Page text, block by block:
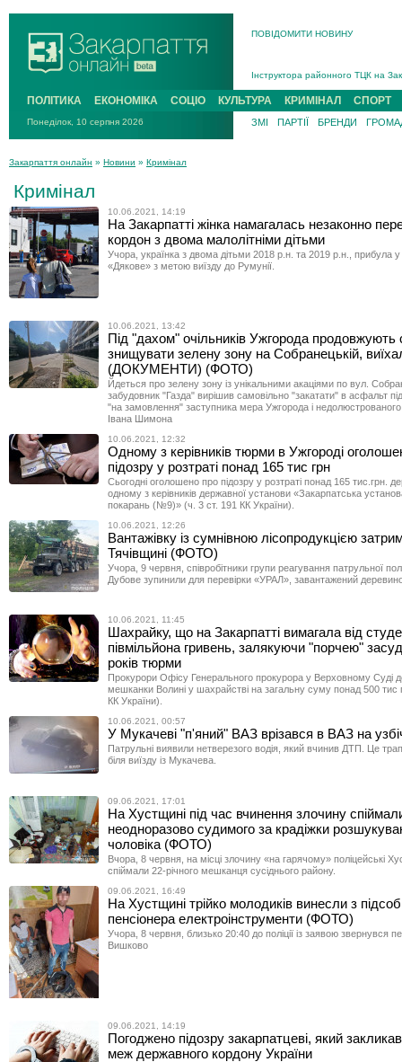
ПОВІДОМИТИ НОВИНУ
Інструктора районного ТЦК на
В Ужгороді попрощаються із
В Ужгороді 5 серпня
Підтвердили загибель
ПОЛІТИКА ЕКОНОМІКА СОЦІО КУЛЬТУРА КРИМІНАЛ СПОРТ
Понеділок, 10 серпня 2026 ЗМІ ПАРТІЇ БРЕНДИ
Закарпаття онлайн » Новини » Кримінал
Кримінал
10.06.2021, 14:19
На Закарпатті жінка намагалась незаконно
кордон з двома малолітніми дітьми
Учора, українка з двома дітьми 2018 р.н. та 2019 р.н., прибула
«Дякове» з метою виїзду до Румунії.
10.06.2021, 13:42
Під "дахом" очільників Ужгорода продовжують
знищувати зелену зону на Собранецькій,
(ДОКУМЕНТИ) (ФОТО)
Йдеться про зелену зону із унікальними акаціями по вул.
забудовник "Газда" вирішив самовільно "закатати" в асфальт
"на замовлення" заступника мера Ужгорода і
Івана Шимона
10.06.2021, 12:32
Одному з керівників тюрми в Ужгороді
підозру у розтраті понад 165 тис грн
Сьогодні оголошено про підозру у розтраті понад 165 тис.грн.
одному з керівників державної установи «Закарпатська
покарань (№9)» (ч. 3 ст. 191 КК України).
10.06.2021, 12:26
Вантажівку із сумнівною лісопродукцією
Тячівщині (ФОТО)
Учора, 9 червня, співробітники групи реагування патрульної
Дубове зупинили для перевірки «УРАЛ», завантажений
10.06.2021, 11:45
Шахрайку, що на Закарпатті вимагала від
півмільйона гривень, залякуючи "порчею"
років тюрми
Прокурори Офісу Генерального прокурора у Верховному Суді
мешканки Волині у шахрайстві на загальну суму понад 500 тис
КК України).
10.06.2021, 00:57
У Мукачеві "п'яний" ВАЗ врізався в ВАЗ на
Патрульні виявили нетверезого водія, який вчинив ДТП. Це
біля виїзду із Мукачева.
09.06.2021, 17:01
На Хустщині під час вчинення злочину
неодноразово судимого за крадіжки
чоловіка (ФОТО)
Вчора, 8 червня, на місці злочину «на гарячому» поліцейські
спіймали 22-річного мешканця сусіднього району.
09.06.2021, 16:49
На Хустщині трійко молодиків винесли з
пенсіонера електроінструменти (ФОТО)
Учора, 8 червня, близько 20:40 до поліції із заявою звернувся
Вишково
09.06.2021, 14:19
Погоджено підозру закарпатцеві, який
меж державного кордону України